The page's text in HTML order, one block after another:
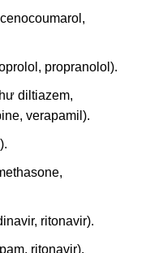
propranolol).
diltiazem,
verapamil).
ritonavir).
ritonavir).